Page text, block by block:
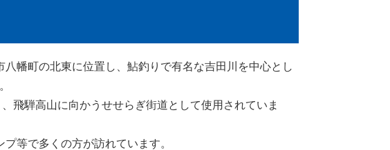
幡町の北東に位置し、鮎釣りで有名な吉田川を中心とし
飛騨高山に向かうせせらぎ街道として使用されていま
等で多くの方が訪れています。